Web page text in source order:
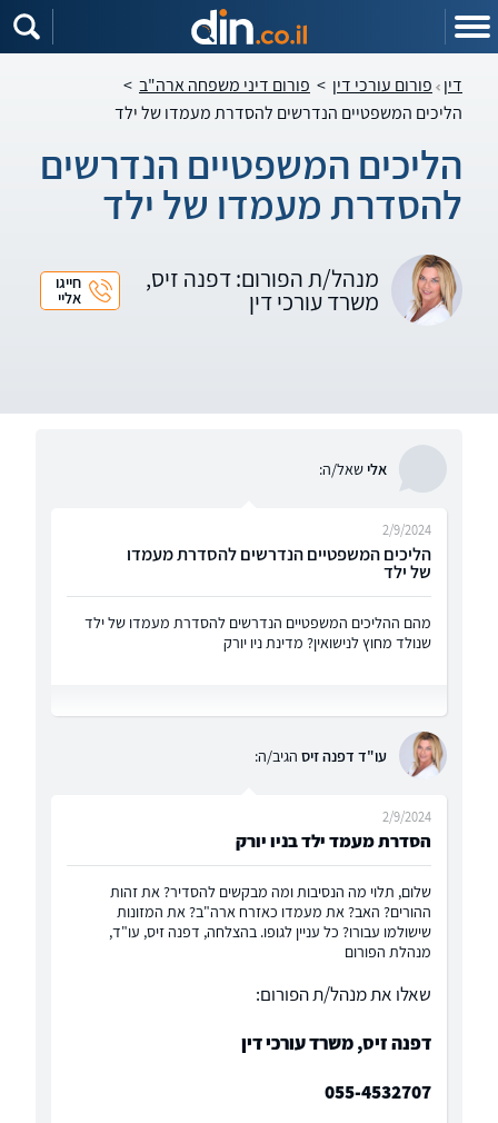
דין פורום עורכי דין > פורום דיני משפחה ארה"ב >
הליכים המשפטיים הנדרשים להסדרת מעמדו של ילד
הליכים המשפטיים הנדרשים
להסדרת מעמדו של ילד
מנהל/ת הפורום: דפנה זיס,
משרד עורכי דין
חייגו
אליי
אלישאל/ה:
הליכים המשפטיים הנדרשים להסדרת מעמדו
של ילד
2/9/2024
מהם ההליכים המשפטיים הנדרשים להסדרת מעמדו של ילד
שנולד מחוץ לנישואין? מדינת ניו יורק
עו"ד דפנה זיס הגיב/ה:
הסדרת מעמד ילד בניו יורק
2/9/2024
שלום, תלוי מה הנסיבות ומה מבקשים להסדיר? את זהות
ההורים? האב? את מעמדו כאזרח ארה"ב? את המזונות
שישולמו עבורו? כל עניין לגופו. בהצלחה, דפנה זיס, עו"ד,
מנהלת הפורום
שאלו את מנהל/ת הפורום:
דפנה זיס, משרד עורכי דין
055-4532707